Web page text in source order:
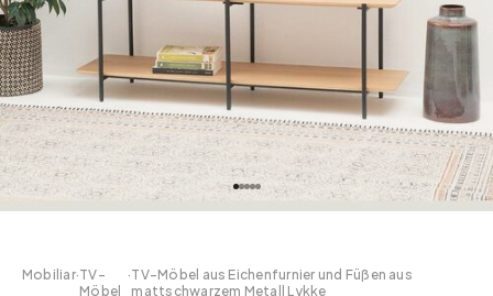
Mobiliar·TV-
Möbel
·TV-Möbel aus Eichenfurnier und Füßen aus
mattschwarzem Metall Lykke